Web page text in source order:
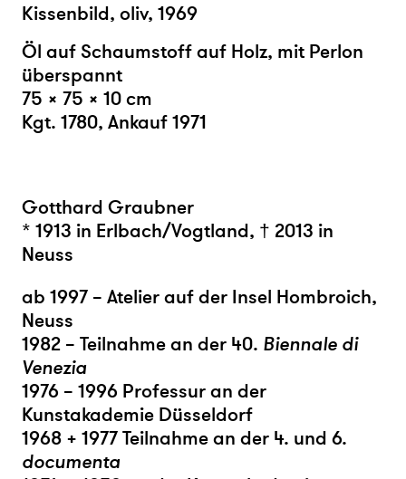
Kissenbild, oliv, 1969
Öl auf Schaumstoff auf Holz, mit Perlon
überspannt
75 × 75 × 10 cm
Kgt. 1780, Ankauf 1971
Gotthard Graubner
* 1913 in Erlbach/Vogtland, † 2013 in
Neuss
ab 1997 – Atelier auf der Insel Hombroich,
Neuss
1982 – Teilnahme an der 40. Biennale di
Venezia
1976 – 1996 Professur an der
Kunstakademie Düsseldorf
1968 + 1977 Teilnahme an der 4. und 6.
documenta